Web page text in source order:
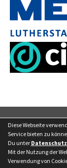
Diese Webseite
Service bieten zu
Du unter Datenschutz
Mit der Nutzung der
Verwendung von